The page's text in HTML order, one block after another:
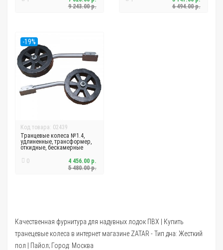
9 243.00 р.
6 494.00 р.
-19%
Код товара: 02439
Транцевые колеса №1.4,
удлиненные, трансформер,
откидные, бескамерные
0
5 480.00 р.
4 456.00 р.
Качественная фурнитура для надувных лодок ПВХ | Купить
транецевые колеса в интернет магазине ZATAR - Тип дна: Жесткий
пол | Пайол; Город: Москва